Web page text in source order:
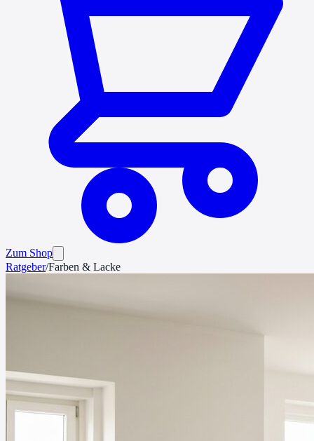
Zum Shop
Ratgeber/Farben & Lacke